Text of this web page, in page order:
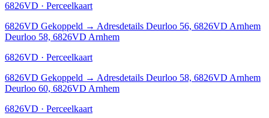
6826VD · Perceelkaart
6826VD Gekoppeld → Adresdetails Deurloo 56, 6826VD Arnhem
Deurloo 58, 6826VD Arnhem
6826VD · Perceelkaart
6826VD Gekoppeld → Adresdetails Deurloo 58, 6826VD Arnhem
Deurloo 60, 6826VD Arnhem
6826VD · Perceelkaart